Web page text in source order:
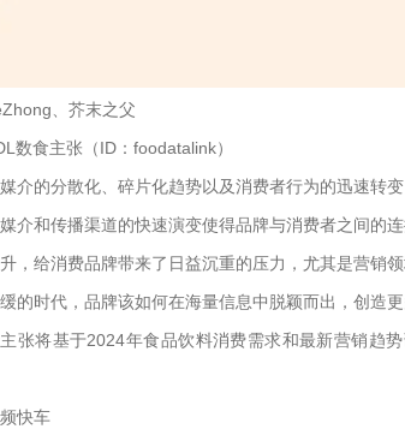
、芥末之父
数食主张（ID：foodatalink）
介的分散化、碎片化趋势以及消费者行为的迅速转
介和传播渠道的快速演变使得品牌与消费者之间的
，给消费品牌带来了日益沉重的压力，尤其是营销领
的时代，品牌该如何在海量信息中脱颖而出，创造
张将基于2024年食品饮料消费需求和最新营销趋
快车